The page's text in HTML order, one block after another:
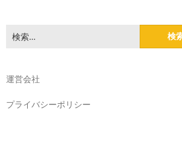
検
索:
運営会社
プライバシーポリシー